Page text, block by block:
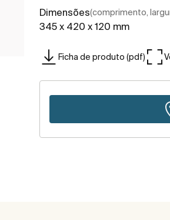
Dimensões(comprimento,
345 x 420 x 120 mm
Ficha de produto (pdf)